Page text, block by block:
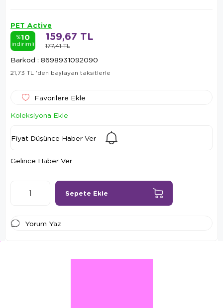
PET Active
%10
indirimli 177,41 TL
159,67 TL
Barkod : 8698931092090
21,73 TL 'den başlayan taksitlerle
Favorilere Ekle
Koleksiyona Ekle
Fiyat Düşünce Haber Ver
Gelince Haber Ver
Yorum Yaz